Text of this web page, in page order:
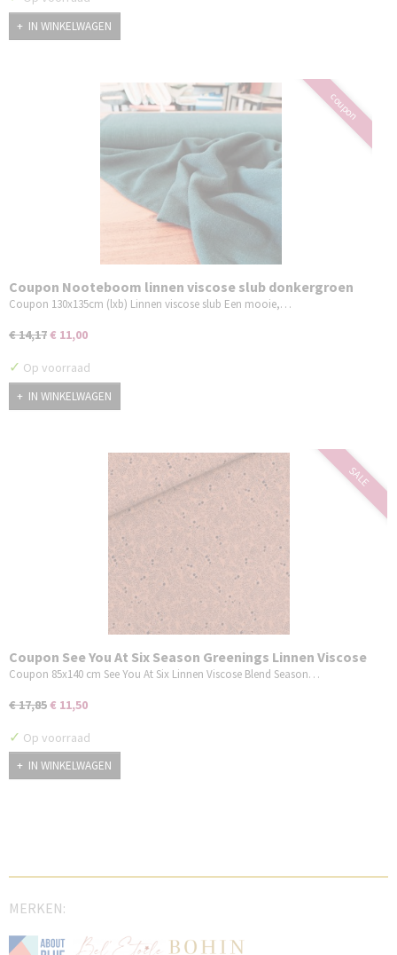
IN WINKELWAGEN
coupon
Coupon Nooteboom linnen viscose slub donkergroen
130x135 cm
Coupon 130x135cm (lxb) Linnen viscose slub Een mooie,…
€ 14,17€ 11,00
✓ Op voorraad
IN WINKELWAGEN
SALE
Coupon See You At Six Season Greenings Linnen Viscose
Blend Koperbruin 85x140 cm
Coupon 85x140 cm See You At Six Linnen Viscose Blend Season…
€ 17,85€ 11,50
✓ Op voorraad
IN WINKELWAGEN
MERKEN: